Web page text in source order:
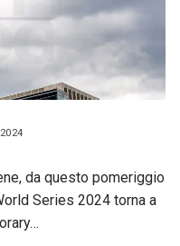
da questo pomeriggio
Series 2024 torna a